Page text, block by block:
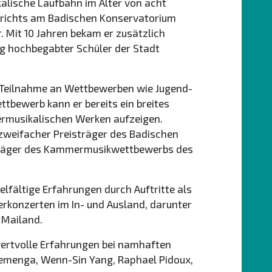
Laufbahn im Alter von acht
am Badischen Konservatorium
Mit 10 Jahren bekam er zusätzlich
hochbegabter Schüler der Stadt
an Wettbewerben wie Jugend-
kann er bereits ein breites
Werken aufzeigen.
Preisträger des Badischen
des Kammermusikwettbewerbs des
Erfahrungen durch Auftritte als
im In- und Ausland, darunter
Erfahrungen bei namhaften
Wenn-Sin Yang, Raphael Pidoux,